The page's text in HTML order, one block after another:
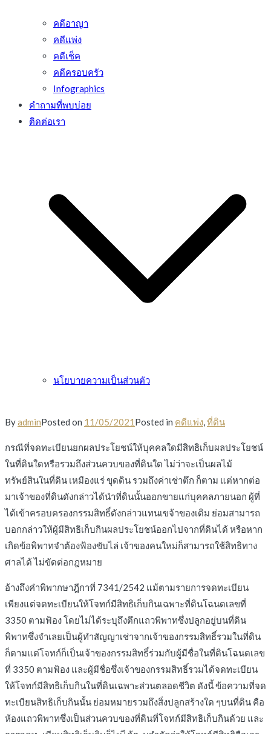
คดีอาญา
คดีแพ่ง
คดีเช็ค
คดีครอบครัว
Infographics
คำถามที่พบบ่อย
ติดต่อเรา
นโยบายความเป็นส่วนตัว
ByadminPosted on 11/05/2021Posted in คดีแพ่ง,ที่ดิน
กรณีที่จดทะเบียนยกผลประโยชน์ให้บุคคลใดมีสิทธิเก็บผลประโยชน์
ในที่ดินใดหรือรวมถึงส่วนควบของที่ดินใด ไม่ว่าจะเป็นผลไม้
ทรัพย์สินในที่ดิน เหมืองแร่ ขุดดิน รวมถึงค่าเช่าตึก ก็ตาม แต่หากต่อ
มาเจ้าของที่ดินดังกล่าวได้นำที่ดินนั้นออกขายแก่บุคคลภายนอก ผู้ที่
ได้เข้าครอบครองกรรมสิทธิ์ดังกล่าวแทนเขจ้าของเดิม ย่อมสามารถ
บอกกล่าวให้ผู้มีสิทธิเก็บกินผลประโยชน์ออกไปจากที่ดินได้ หรือหาก
เกิดข้อพิพาทจำต้องฟ้องขับไล่ เจ้าของคนใหม่ก็สามารถใช้สิทธิทาง
ศาลได้ ไม่ขัดต่อกฎหมาย
อ้างถึงคำพิพากษาฎีกาที่ 7341/2542 แม้ตามรายการจดทะเบียน
เพียงแต่จดทะเบียนให้โจทก์มีสิทธิเก็บกินเฉพาะที่ดินโฉนดเลขที่
3350 ตามฟ้อง โดยไม่ได้ระบุถึงตึกแถวพิพาทซึ่งปลูกอยู่บนที่ดิน
พิพาทซึ่งจำเลยเป็นผู้ทำสัญญาเช่าจากเจ้าของกรรมสิทธิ์รวมในที่ดิน
ก็ตามแต่โจทก์ก็เป็นเจ้าของกรรมสิทธิ์ร่วมกับผู้มีชื่อในที่ดินโฉนดเลข
ที่ 3350 ตามฟ้อง และผู้มีชื่อซึ่งเจ้าของกรรมสิทธิ์รวมได้จดทะเบียน
ให้โจทก์มีสิทธิเก็บกินในที่ดินเฉพาะส่วนตลอดชีวิต ดังนี้ ข้อความที่จด
ทะเบียนสิทธิเก็บกินนั้น ย่อมหมายรวมถึงสิ่งปลูกสร้างใด ๆบนที่ดิน คือ
ห้องแถวพิพาทซึ่งเป็นส่วนควบของที่ดินที่โจทก์มีสิทธิเก็บกินด้วย และ